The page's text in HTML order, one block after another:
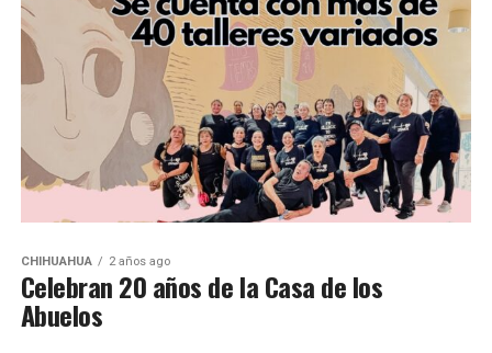
CHIHUAHUA 2 años ago
Celebran 20 años de la Casa de los
Abuelos